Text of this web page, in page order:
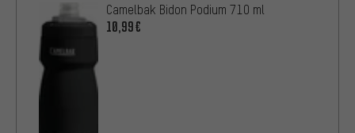
Camelbak Bidon Podium 710 ml
10,99€